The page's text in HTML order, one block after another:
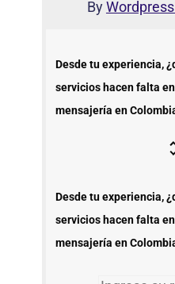
By
Desde tu experiencia,
servicios hacen falta
mensajería en
Desde tu experiencia,
servicios hacen falta
mensajería en